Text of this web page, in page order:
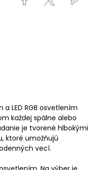
LED RGB osvetlením
každej spálne alebo
je tvorené hlbokými
ktoré umožňujú
vecí.